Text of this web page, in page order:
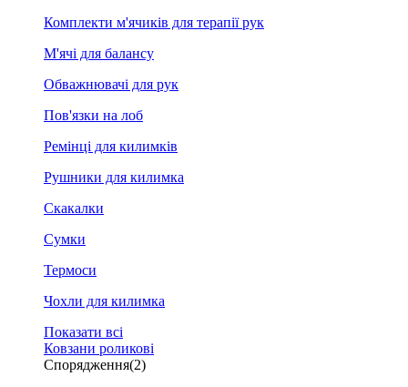
Комплекти м'ячиків для терапії рук
М'ячі для балансу
Обважнювачі для рук
Пов'язки на лоб
Ремінці для килимків
Рушники для килимка
Скакалки
Сумки
Термоси
Чохли для килимка
Показати всі
Ковзани роликові
Спорядження(2)